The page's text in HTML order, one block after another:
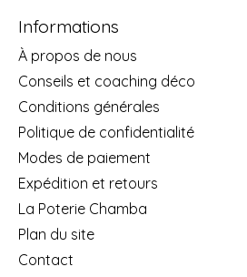
Informations
À propos de nous
Conseils et coaching déco
Conditions générales
Politique de confidentialité
Modes de paiement
Expédition et retours
La Poterie Chamba
Plan du site
Contact